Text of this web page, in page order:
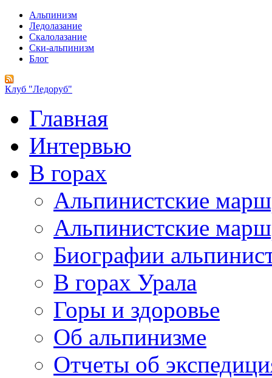
Альпинизм
Ледолазание
Скалолазание
Ски-альпинизм
Блог
Клуб "Ледоруб"
Главная
Интервью
В горах
Альпинистские
Альпинистские
Биографии
В горах Урала
Горы и здоровье
Об альпинизме
Отчеты об